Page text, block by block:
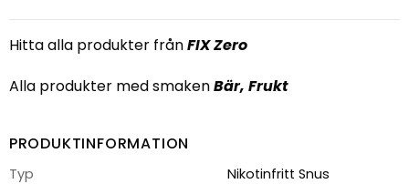
Hitta alla produkter frånFIX Zero
Alla produkter med smakenBär, Frukt
PRODUKTINFORMATION
Typ
Nikotinfritt Snus